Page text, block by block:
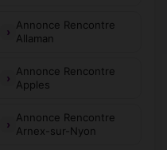
Annonce Rencontre
Allaman
Annonce Rencontre
Apples
Annonce Rencontre
Arnex-sur-Nyon